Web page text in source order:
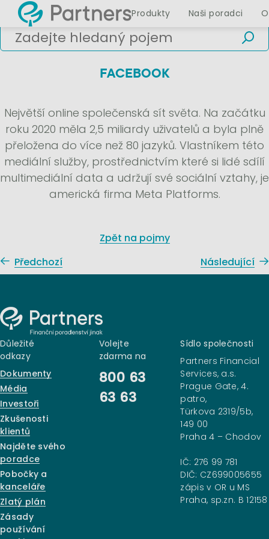
Produkty Naši poradci
FACEBOOK
Největší online společenská sít světa. Na začátku
roku 2020 měla 2,5 miliardy uživatelů a byla plně
přeložena do více než 80 jazyků. Vlastníkem této
mediální služby, prostřednictvím které si lidé sdílí
multimediální data a udržují své sociální vztahy, je
americká firma Meta Platforms.
Zpět na pojmy
Předchozí
Následující
Důležité
odkazy
Dokumenty
Média
Investoři
Zkušenosti
klientů
Najděte svého
poradce
Pobočky a
kanceláře
Zlatý plán
Zásady
používání
Volejte
zdarma na
800 63
63 63
Sídlo společnosti
Partners Financial
Services, a.s.
Prague Gate, 4.
patro,
Türkova 2319/5b,
149 00
Praha 4 – Chodov
IČ: 276 99 781
DIČ: CZ699005655
zápis v OR u MS
Praha, sp.zn. B 12158